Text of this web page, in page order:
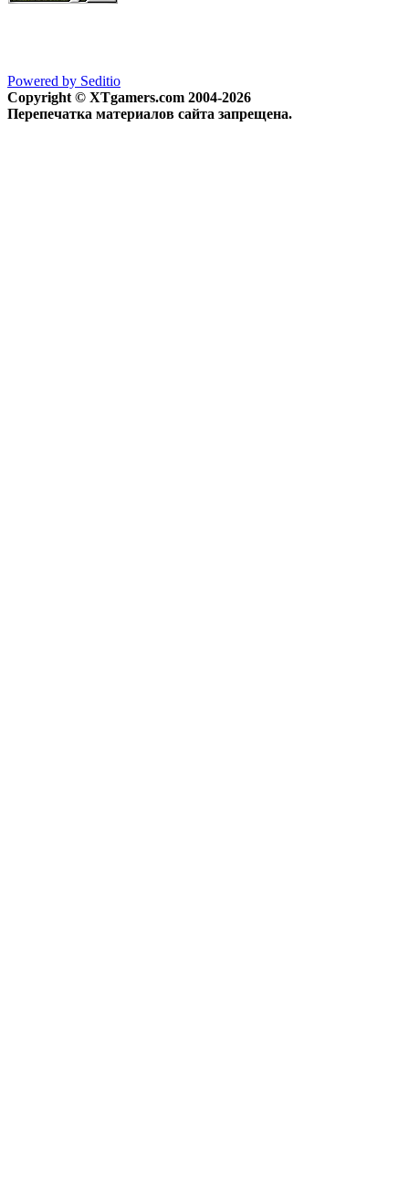
Powered by Seditio
Copyright © XTgamers.com 2004-2026
Перепечатка материалов сайта запрещена.